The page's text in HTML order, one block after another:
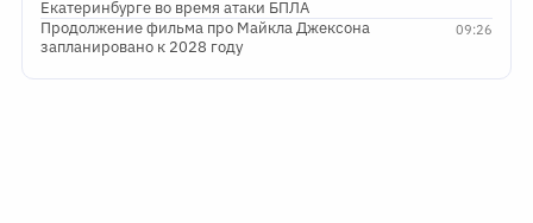
Екатеринбурге во время атаки БПЛА
09:26
Продолжение фильма про Майкла Джексона
запланировано к 2028 году